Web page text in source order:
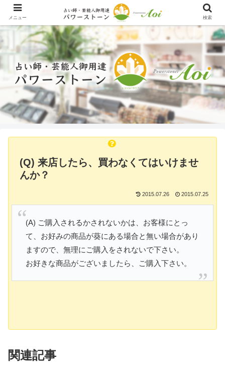
(Q) 来店したら、買わなくてはいけませ
んか？
2015.07.26 2015.07.25
(A) ご購入されるかされないかは、お客様にとっ
て、お好みの商品が葵にある場合と無い場合があり
ますので、無理にご購入をされないで下さい。
お好きな商品がございましたら、ご購入下さい。
関連記事
メニュー 検索